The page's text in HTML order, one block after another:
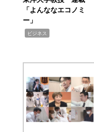
「よんななエコノミ
ー」
ビジネス